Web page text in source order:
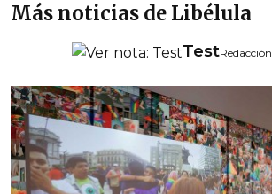
Más noticias de Libélula
TestRedacción